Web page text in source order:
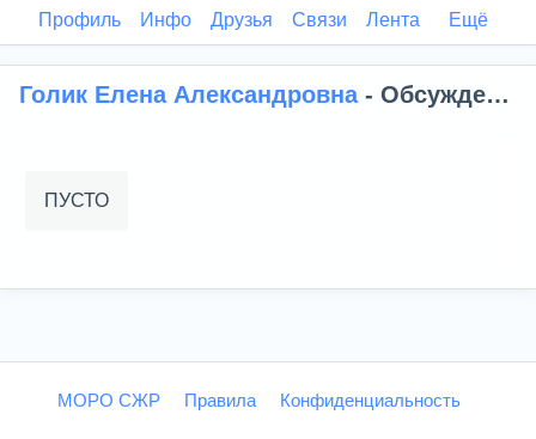
Профиль Инфо Друзья Связи Лента Ещё
Голик Елена Александровна- Обсуждения
ПУСТО
МОРО СЖР Правила Конфиденциальность